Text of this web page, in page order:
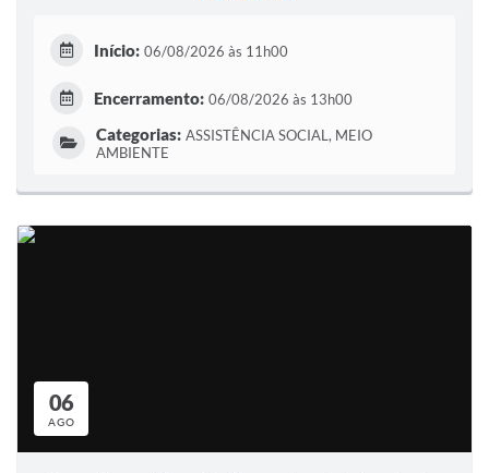
Início: 06/08/2026 às 11h00
Encerramento: 06/08/2026 às 13h00
Categorias: ASSISTÊNCIA SOCIAL, MEIO
AMBIENTE
06
AGO